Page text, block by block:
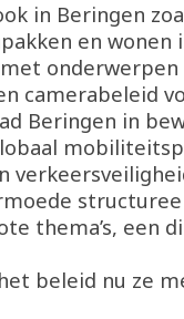
in Beringen
en wonen
onderwerpen
camerabeleid
Beringen in
thema’s, een
beleid nu ze